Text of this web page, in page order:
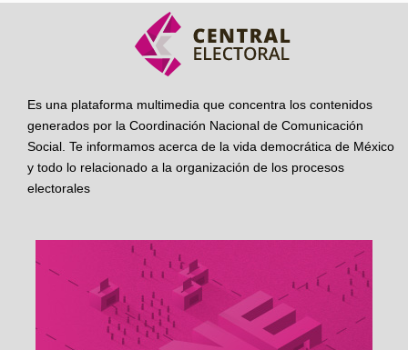
Es una plataforma multimedia que concentra los contenidos
generados por la Coordinación Nacional de Comunicación
Social. Te informamos acerca de la vida democrática de México
y todo lo relacionado a la organización de los procesos
electorales